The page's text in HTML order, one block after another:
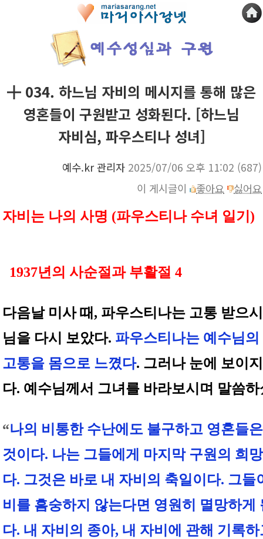
╋ 034. 하느님 자비의 메시지를 통해 많은
영혼들이 구원받고 성화된다. [하느님
자비심, 파우스티나 성녀]
예수.kr 관리자 2025/07/06 오후 11:02 (687)
이 게시글이
좋아요 싫어요
자비는 나의 사명 (파우스티나 수녀 일기)
1937년의 사순절과 부활절 4
다음날 미사 때, 파우스티나는 고통 받으
님을 다시 보았다. 파우스티나는 예수님
고통을 몸으로 느꼈다. 그러나 눈에 보이
다. 예수님께서 그녀를 바라보시며 말씀하
“나의 비통한 수난에도 불구하고 영혼들
것이다. 나는 그들에게 마지막 구원의 희
다. 그것은 바로 내 자비의 축일이다. 그들
비를 흠숭하지 않는다면 영원히 멸망하게
다. 내 자비의 종아, 내 자비에 관해 기록